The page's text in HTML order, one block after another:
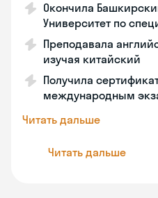
Окончила
Университет по
Преподавала
изучая китайский
Получила
международным
Читать дальше
Читать дальше